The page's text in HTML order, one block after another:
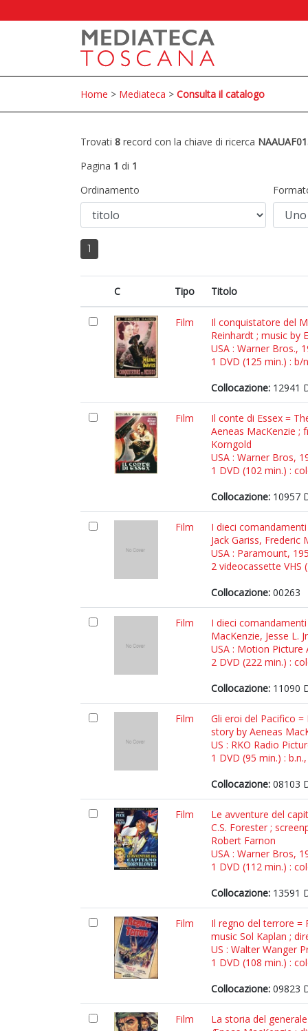
Home > Mediateca > Consulta il catalogo
Trovati 8 record con la chiave di ricerca
Pagina 1 di 1
Ordinamento
1
C Tipo Titolo
Film
Il conquistatore del
Reinhardt ; music by
USA : Warner Bros.,
1 DVD (125 min.) : b/
Collocazione: 12941
Film
Il conte di Essex =
Aeneas MacKenzie ;
Korngold
USA : Warner Bros,
1 DVD (102 min.) :
Collocazione: 10957
Film
I dieci
Jack Gariss,
USA : Paramount,
2 videocassette VHS
Collocazione: 00263
Film
I dieci
MacKenzie, Jesse L.
USA : Motion Picture
2 DVD (222 min.) :
Collocazione: 11090
Film
Gli eroi del Pacifico
story by Aeneas
US : RKO Radio
1 DVD (95 min.) :
Collocazione: 08103
Film
Le avventure del
C.S. Forester ;
Robert Farnon
USA : Warner Bros,
1 DVD (112 min.) :
Collocazione: 13591
Film
Il regno del terrore =
music Sol Kaplan ;
US : Walter Wanger
1 DVD (108 min.) :
Collocazione: 09823
Film
La storia del